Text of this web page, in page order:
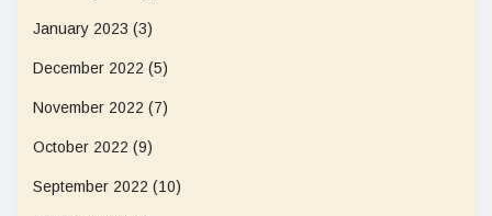
January 2023 (3)
December 2022 (5)
November 2022 (7)
October 2022 (9)
September 2022 (10)